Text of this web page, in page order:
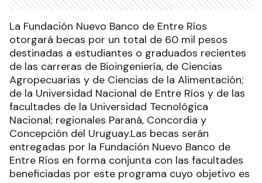
La Fundación Nuevo Banco de Entre Ríos
otorgará becas por un total de 60 mil pesos
destinadas a estudiantes o graduados recientes
de las carreras de Bioingeniería, de Ciencias
Agropecuarias y de Ciencias de la Alimentación;
de la Universidad Nacional de Entre Ríos y de las
facultades de la Universidad Tecnológica
Nacional; regionales Paraná, Concordia y
Concepción del Uruguay.Las becas serán
entregadas por la Fundación Nuevo Banco de
Entre Ríos en forma conjunta con las facultades
beneficiadas por este programa cuyo objetivo es